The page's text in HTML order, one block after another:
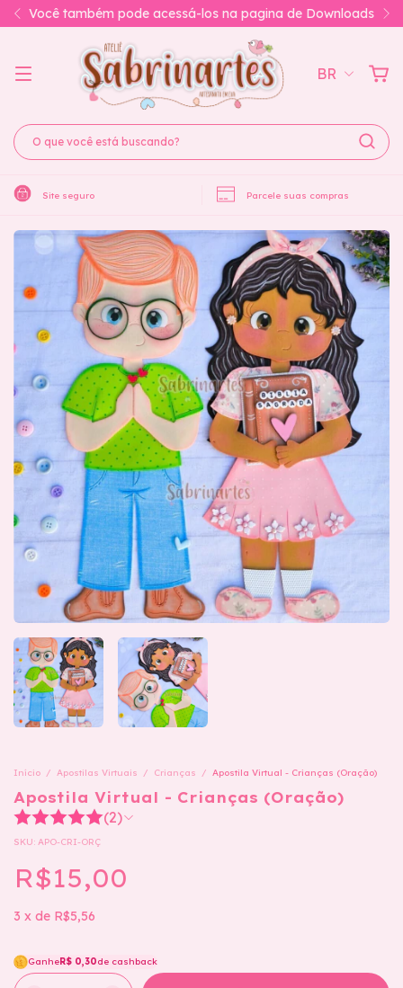
Envio automático dos arquivos para o seu e-mail
BR
Site seguro Parcele suas compras
Início / Apostilas Virtuais / Crianças / Apostila Virtual - Crianças (Oração)
Apostila Virtual - Crianças (Oração)
(2)
SKU: APO-CRI-ORÇ
R$15,00
3 x de R$5,56
GanheR$ 0,30de cashback